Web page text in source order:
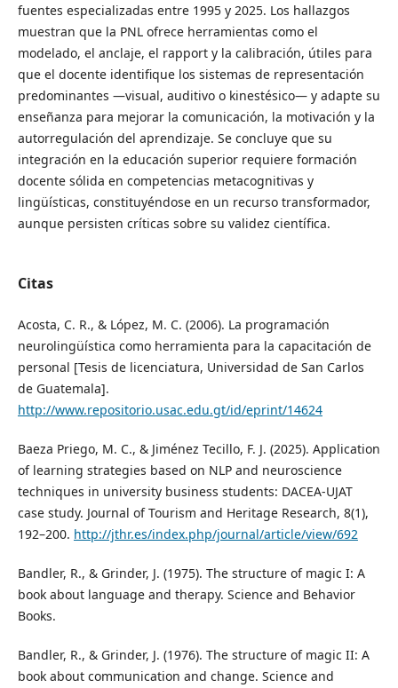
fuentes especializadas entre 1995 y 2025. Los hallazgos
muestran que la PNL ofrece herramientas como el
modelado, el anclaje, el rapport y la calibración, útiles para
que el docente identifique los sistemas de representación
predominantes —visual, auditivo o kinestésico— y adapte su
enseñanza para mejorar la comunicación, la motivación y la
autorregulación del aprendizaje. Se concluye que su
integración en la educación superior requiere formación
docente sólida en competencias metacognitivas y
lingüísticas, constituyéndose en un recurso transformador,
aunque persisten críticas sobre su validez científica.
Citas
Acosta, C. R., & López, M. C. (2006). La programación
neurolingüística como herramienta para la capacitación de
personal [Tesis de licenciatura, Universidad de San Carlos
de Guatemala].
http://www.repositorio.usac.edu.gt/id/eprint/14624
Baeza Priego, M. C., & Jiménez Tecillo, F. J. (2025). Application
of learning strategies based on NLP and neuroscience
techniques in university business students: DACEA-UJAT
case study. Journal of Tourism and Heritage Research, 8(1),
192–200. http://jthr.es/index.php/journal/article/view/692
Bandler, R., & Grinder, J. (1975). The structure of magic I: A
book about language and therapy. Science and Behavior
Books.
Bandler, R., & Grinder, J. (1976). The structure of magic II: A
book about communication and change. Science and